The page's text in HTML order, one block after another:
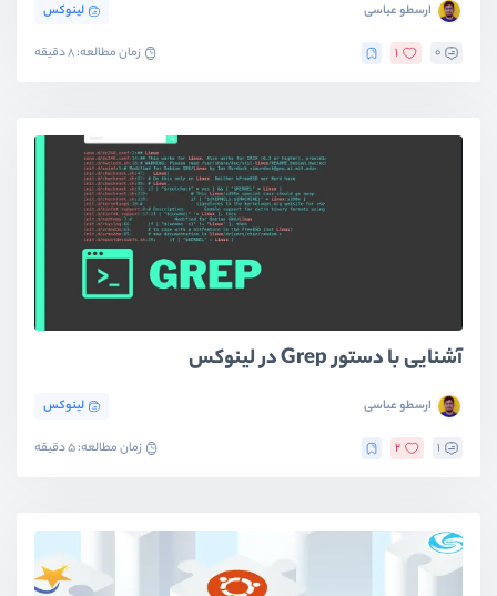
ارسطو عباسی لینوکس
0
1 زمان مطالعه: 8 دقیقه
آشنایی با دستور Grep در لینوکس
ارسطو عباسی لینوکس
1
2 زمان مطالعه: 5 دقیقه